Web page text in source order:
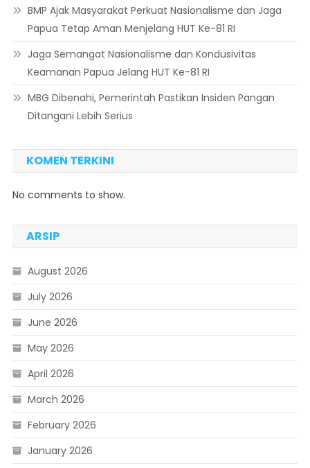
BMP Ajak Masyarakat Perkuat Nasionalisme dan Jaga
Papua Tetap Aman Menjelang HUT Ke-81 RI
Jaga Semangat Nasionalisme dan Kondusivitas
Keamanan Papua Jelang HUT Ke-81 RI
MBG Dibenahi, Pemerintah Pastikan Insiden Pangan
Ditangani Lebih Serius
KOMEN TERKINI
No comments to show.
ARSIP
August 2026
July 2026
June 2026
May 2026
April 2026
March 2026
February 2026
January 2026